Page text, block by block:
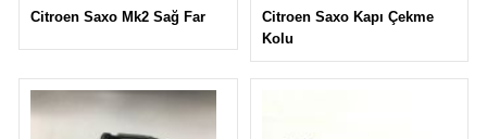
Citroen Saxo Mk2 Sağ Far
Citroen Saxo Kapı Çekme
Kolu